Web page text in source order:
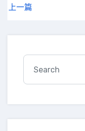
上一篇